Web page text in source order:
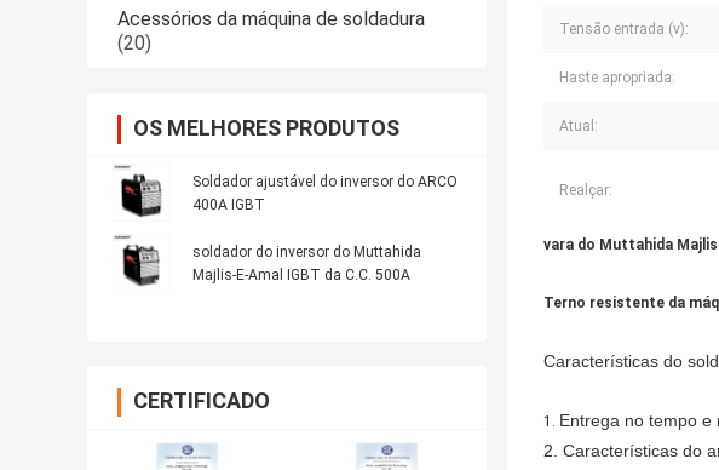
Acessórios da máquina de soldadura
(20)
OS MELHORES PRODUTOS
Soldador ajustável do inversor do ARCO
400A IGBT
soldador do inversor do Muttahida
Majlis-E-Amal IGBT da C.C. 500A
CERTIFICADO
Tensão entrada (v):
Haste apropriada:
Atual:
Realçar:
vara do Muttahida
Terno resistente da
Características do
1. Entrega no tempo e
2. Características do